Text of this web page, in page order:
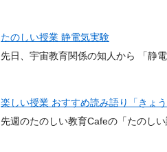
たのしい授業 静電気実験
先日、宇宙教育関係の知人から 「静
楽しい授業 おすすめ読み語り「きょ
先週のたのしい教育Cafeの「たのし